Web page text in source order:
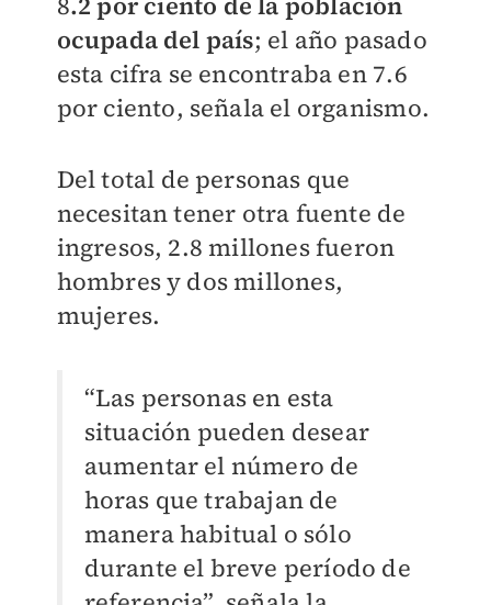
ocupada del país; el año pasado
esta cifra se encontraba en 7.6
por ciento, señala el organismo.
Del total de personas que
necesitan tener otra fuente de
ingresos, 2.8 millones fueron
hombres y dos millones,
mujeres.
“Las personas en esta
situación pueden desear
aumentar el número de
horas que trabajan de
manera habitual o sólo
durante el breve período de